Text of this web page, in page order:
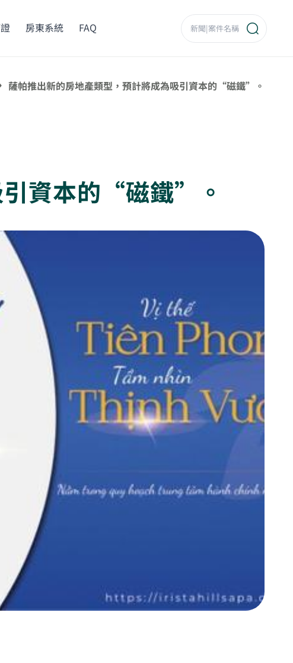
房東系統 FAQ
薩帕推出新的房地產類型，預計將成為吸引資本的“磁鐵”。
引資本的“磁鐵”。